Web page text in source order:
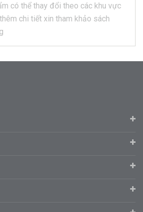
có thể thay đổi theo các khu vực
chi tiết xin tham khảo sách